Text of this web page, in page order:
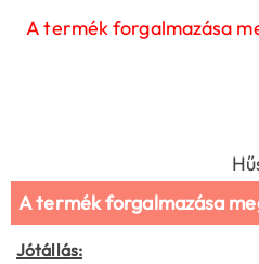
A termék forgalmazása
A termék forgalmazása
Jótállás: